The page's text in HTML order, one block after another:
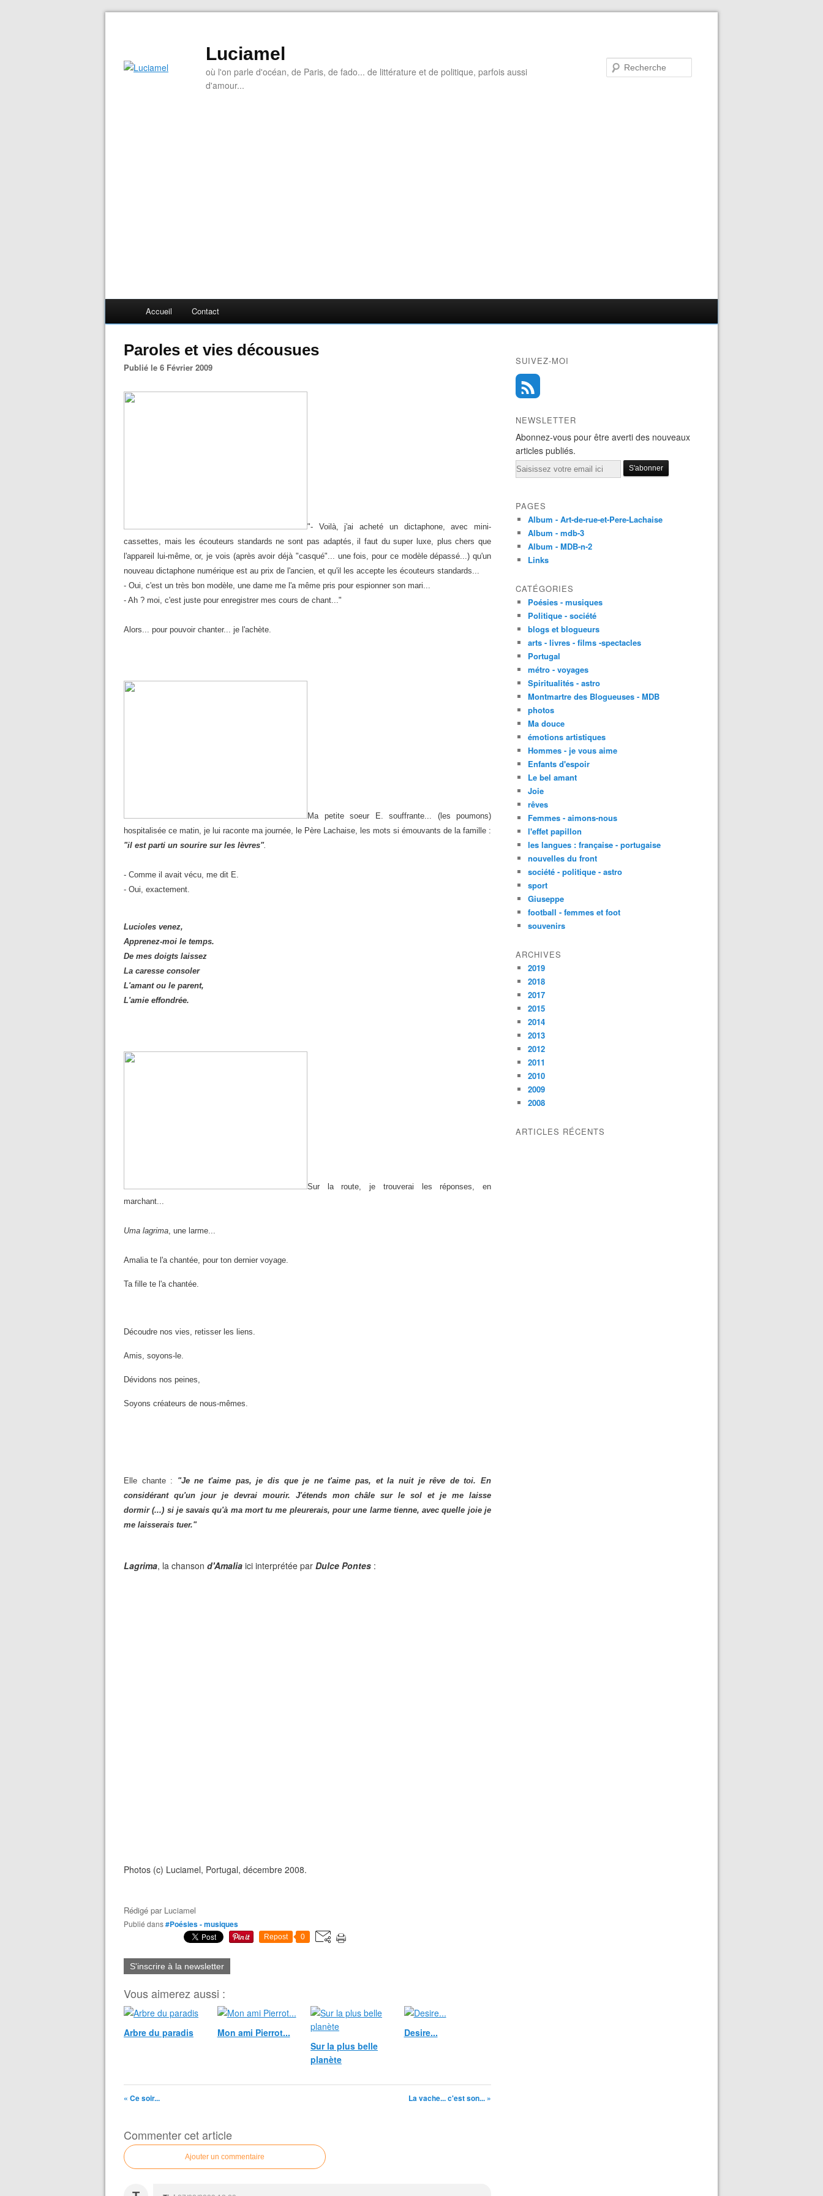
Luciamel
où l'on parle d'océan, de Paris, de fado... de littérature et de politique, parfois aussi
d'amour...
Accueil Contact
Paroles et vies décousues
Publié le 6 Février 2009
"- Voilà, j'ai acheté un dictaphone, avec mini-
cassettes, mais les écouteurs standards ne sont pas adaptés, il faut du super luxe, plus chers que
l'appareil lui-même, or, je vois (après avoir déjà "casqué"... une fois, pour ce modèle dépassé...) qu'un
nouveau dictaphone numérique est au prix de l'ancien, et qu'il les accepte les écouteurs standards...
- Oui, c'est un très bon modèle, une dame me l'a même pris pour espionner son mari...
- Ah ? moi, c'est juste pour enregistrer mes cours de chant..."
Alors... pour pouvoir chanter... je l'achète.
Ma petite soeur E. souffrante... (les poumons)
hospitalisée ce matin, je lui raconte ma journée, le Père Lachaise, les mots si émouvants de la famille :
"il est parti un sourire sur les lèvres".
- Comme il avait vécu, me dit E.
- Oui, exactement.
Lucioles venez,
Apprenez-moi le temps.
De mes doigts laissez
La caresse consoler
L'amant ou le parent,
L'amie effondrée.
Sur la route, je trouverai les réponses, en
marchant...
Uma lagrima, une larme...
Amalia te l'a chantée, pour ton dernier voyage.
Ta fille te l'a chantée.
Découdre nos vies, retisser les liens.
Amis, soyons-le.
Dévidons nos peines,
Soyons créateurs de nous-mêmes.
Elle chante :
"Je ne t'aime pas, je dis que je ne t'aime pas, et la nuit je rêve de toi. En
considérant qu'un jour je devrai mourir. J'étends mon châle sur le sol et je me laisse
dormir (...) si je savais qu'à ma mort tu me pleurerais, pour une larme tienne, avec quelle joie je
me laisserais tuer."
Lagrima, la chanson d'Amalia ici interprétée par Dulce Pontes :
Photos (c) Luciamel, Portugal, décembre 2008.
Rédigé par Luciamel
Publié dans#Poésies - musiques
Repost 0
S'inscrire à la newsletter
Vous aimerez aussi :
Arbre du paradis
Mon ami Pierrot...
Sur la plus belle
planète
Desire...
« Ce soir... La vache... c'est son... »
Commenter cet article
Ajouter un commentaire
SUIVEZ-MOI
NEWSLETTER
Abonnez-vous pour être averti des nouveaux
articles publiés.
Email
PAGES
Album - Art-de-rue-et-Pere-Lachaise
Album - mdb-3
Album - MDB-n-2
Links
CATÉGORIES
Poésies - musiques
Politique - société
blogs et blogueurs
arts - livres - films -spectacles
Portugal
métro - voyages
Spiritualités - astro
Montmartre des Blogueuses - MDB
photos
Ma douce
émotions artistiques
Hommes - je vous aime
Enfants d'espoir
Le bel amant
Joie
rêves
Femmes - aimons-nous
l'effet papillon
les langues : française - portugaise
nouvelles du front
société - politique - astro
sport
Giuseppe
football - femmes et foot
souvenirs
ARCHIVES
2019
2018
2017
2015
2014
2013
2012
2011
2010
2009
2008
ARTICLES RÉCENTS